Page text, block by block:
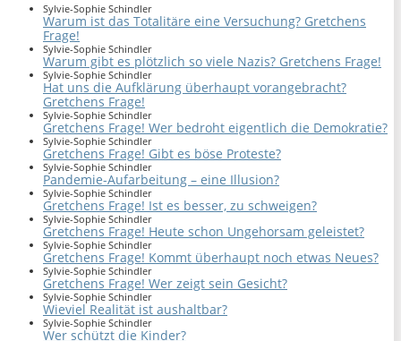
Sylvie-Sophie Schindler
Warum ist das Totalitäre eine Versuchung? Gretchens
Frage!
Sylvie-Sophie Schindler
Warum gibt es plötzlich so viele Nazis? Gretchens Frage!
Sylvie-Sophie Schindler
Hat uns die Aufklärung überhaupt vorangebracht?
Gretchens Frage!
Sylvie-Sophie Schindler
Gretchens Frage! Wer bedroht eigentlich die Demokratie?
Sylvie-Sophie Schindler
Gretchens Frage! Gibt es böse Proteste?
Sylvie-Sophie Schindler
Pandemie-Aufarbeitung – eine Illusion?
Sylvie-Sophie Schindler
Gretchens Frage! Ist es besser, zu schweigen?
Sylvie-Sophie Schindler
Gretchens Frage! Heute schon Ungehorsam geleistet?
Sylvie-Sophie Schindler
Gretchens Frage! Kommt überhaupt noch etwas Neues?
Sylvie-Sophie Schindler
Gretchens Frage! Wer zeigt sein Gesicht?
Sylvie-Sophie Schindler
Wieviel Realität ist aushaltbar?
Sylvie-Sophie Schindler
Wer schützt die Kinder?